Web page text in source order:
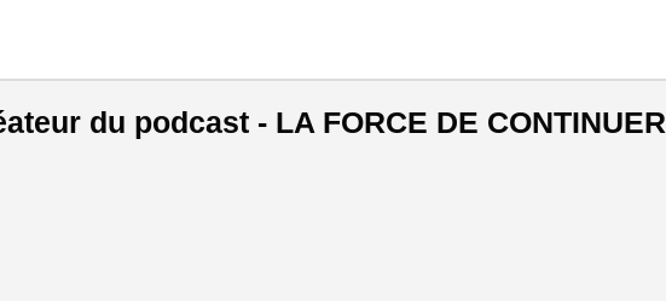
du podcast - LA FORCE DE CONTINUER